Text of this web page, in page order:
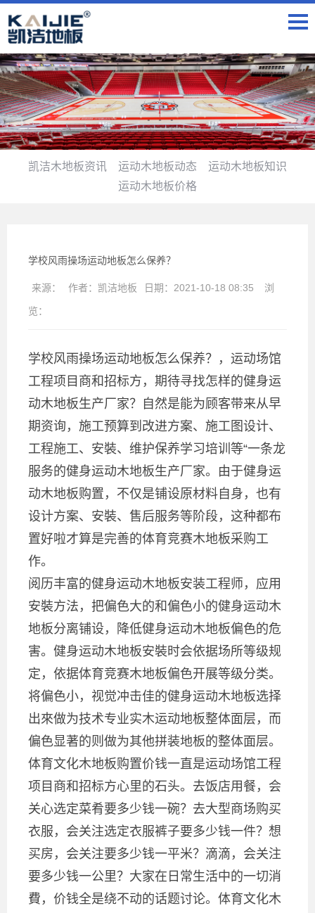
凯洁木地板资讯 运动木地板动态
运动木地板知识
运动木地板价格
学校风雨操场运动地板怎么保养？
来源： 作者： 凯洁地板 日期： 2021-10-18 08:35 浏
览：
学校风雨操场运动地板怎么保养？，运动场馆
工程项目商和招标方，期待寻找怎样的健身运
动木地板生产厂家？自然是能为顾客带来从早
期资询，施工预算到改进方案、施工图设计、
工程施工、安裝、维护保养学习培训等“一条龙
服务的健身运动木地板生产厂家。由于健身运
动木地板购置，不仅是铺设原材料自身，也有
设计方案、安裝、售后服务等阶段，这种都布
置好啦才算是完善的体育竞赛木地板采购工
作。
阅历丰富的健身运动木地板安装工程师，应用
安裝方法，把偏色大的和偏色小的健身运动木
地板分离铺设，降低健身运动木地板偏色的危
害。健身运动木地板安裝时会依据场所等级规
定，依据体育竞赛木地板偏色开展等级分类。
将偏色小，视觉冲击佳的健身运动木地板选择
出來做为技术专业实木运动地板整体面层，而
偏色显著的则做为其他拼装地板的整体面层。
体育文化木地板购置价钱一直是运动场馆工程
项目商和招标方心里的石头。去饭店用餐，会
关心选定菜肴要多少钱一碗？去大型商场购买
衣服，会关注选定衣服裤子要多少钱一件？想
买房，会关注要多少钱一平米？滴滴，会关注
要多少钱一公里？大家在日常生活中的一切消
費，价钱全是绕不动的话题讨论。体育文化木